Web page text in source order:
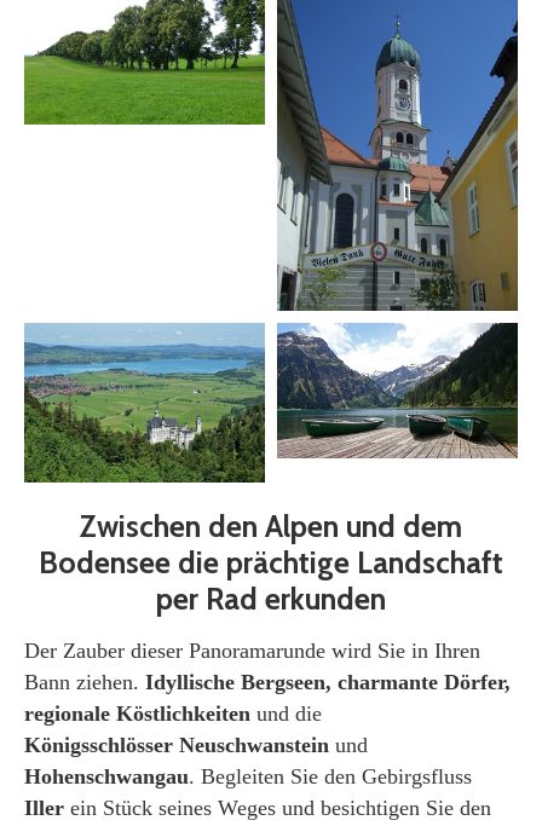
Zwischen den Alpen und dem
Bodensee die prächtige Landschaft
per Rad erkunden
Der Zauber dieser Panoramarunde wird Sie in Ihren
Bann ziehen. Idyllische Bergseen, charmante Dörfer,
regionale Köstlichkeiten und die
Königsschlösser Neuschwanstein und
Hohenschwangau. Begleiten Sie den Gebirgsfluss
Iller ein Stück seines Weges und besichtigen Sie den